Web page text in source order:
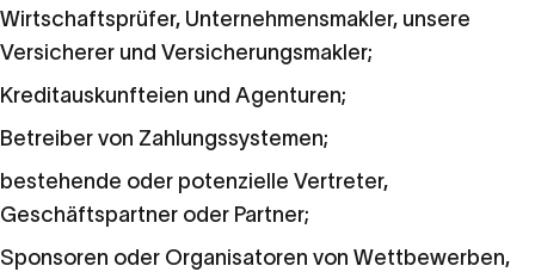
Wirtschaftsprüfer, Unternehmensmakler, unsere
Versicherer und Versicherungsmakler;
Kreditauskunfteien und Agenturen;
Betreiber von Zahlungssystemen;
bestehende oder potenzielle Vertreter,
Geschäftspartner oder Partner;
Sponsoren oder Organisatoren von Wettbewerben,